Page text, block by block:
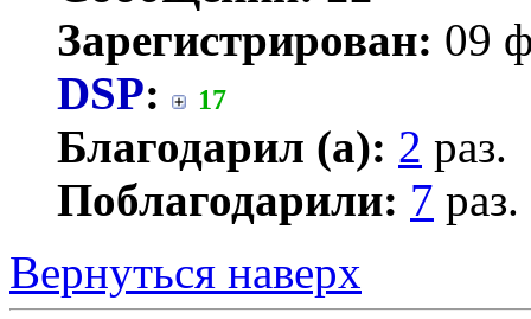
Зарегистрирован: 09
DSP: 17
Благодарил (а): 2 раз.
Поблагодарили: 7 раз.
Вернуться наверх